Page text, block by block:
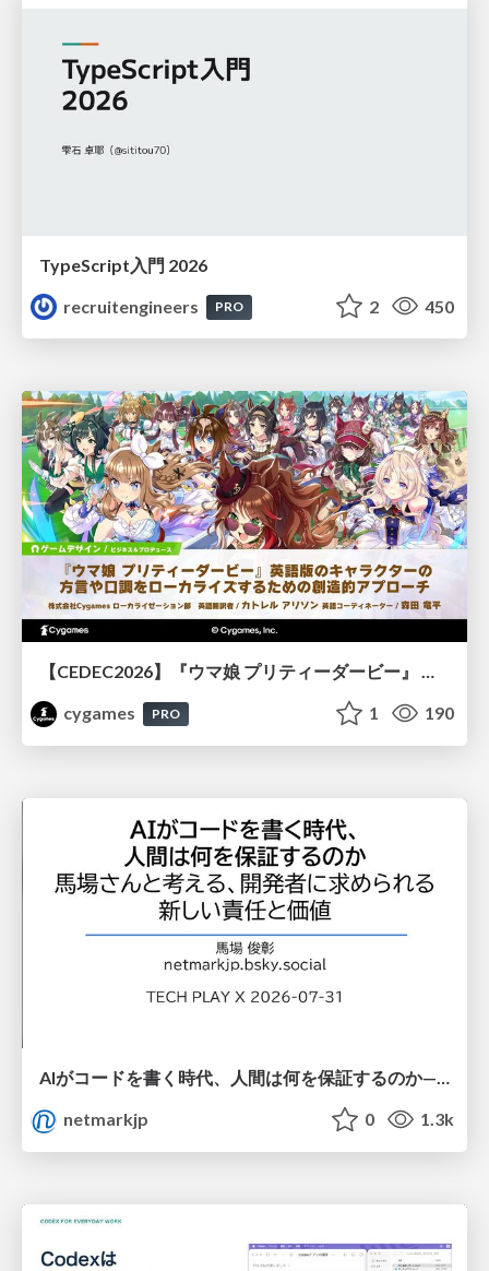
TypeScript入門 2026
recruitengineers
PRO 2 450
【CEDEC2026】『ウマ娘 プリティーダービー』 英語版のキャラクターの方言や口調をローカライズするための創造的アプローチ
cygames
PRO 1 190
AIがコードを書く時代、人間は何を保証するのか———馬場さんと考える、開発者に求められる新しい責任と価値 - TECH PLAY
netmarkjp
0 1.3k